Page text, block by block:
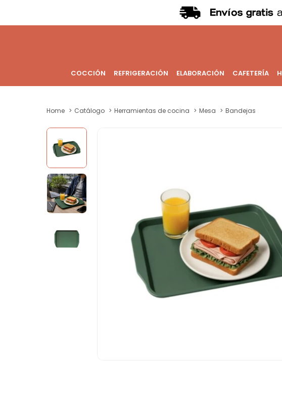
COCCIÓN REFRIGERACIÓN ELABORACIÓN CAFETERÍA
Home Catálogo Herramientas de cocina Mesa Bandejas